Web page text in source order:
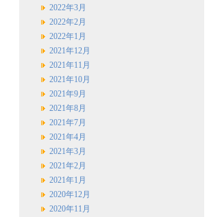
2022年3月
2022年2月
2022年1月
2021年12月
2021年11月
2021年10月
2021年9月
2021年8月
2021年7月
2021年4月
2021年3月
2021年2月
2021年1月
2020年12月
2020年11月